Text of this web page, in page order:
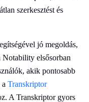
szerkesztést és
jó megoldás,
Notability elsősorban
akik pontosabb
Transkriptor
A Transkriptor gyors